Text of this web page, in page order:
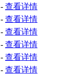
- 查看详情
- 查看详情
- 查看详情
- 查看详情
- 查看详情
- 查看详情